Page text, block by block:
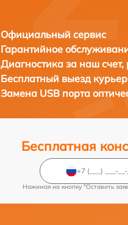
Официальный сервис
Гарантийное
Диагностика за наш счет,
Бесплатный выезд
Замена USB порта
Бесплатная
Нажимая на кнопку "Оставить